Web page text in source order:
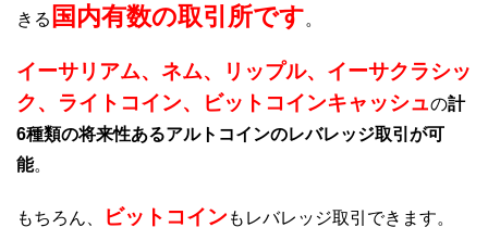
きる 国内有数の取引所です。
イーサリアム、ネム、リップル、イーサクラシッ
ク、ライトコイン、ビットコインキャッシュの計
6種類の将来性あるアルトコインのレバレッジ取引が可
能。
もちろん、 ビットコイン もレバレッジ取引できます。